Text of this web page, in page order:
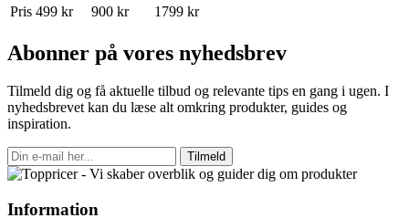
Pris 499 kr 900 kr 1799 kr
Abonner på vores nyhedsbrev
Tilmeld dig og få aktuelle tilbud og relevante tips en gang i ugen. I
nyhedsbrevet kan du læse alt omkring produkter, guides og
inspiration.
Tilmeld
Information